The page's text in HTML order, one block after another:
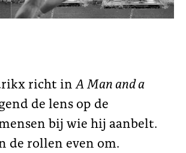
richt inA Man and a
de lens op de
bij wie hij aanbelt.
de rollen even om.